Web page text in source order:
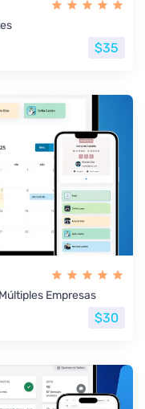
$35
Empresas
$30